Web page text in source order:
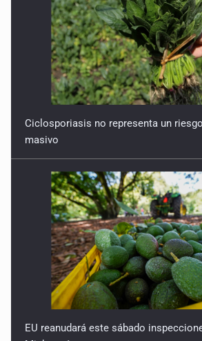
Ciclosporiasis no representa un
masivo
EU reanudará este sábado